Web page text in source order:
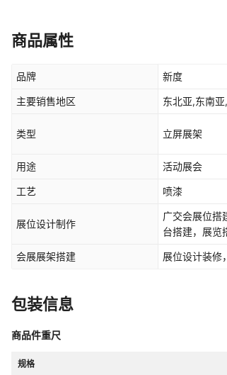
商品属性
品牌 新度
主要销售地区 东北亚,东南
类型 立屏展架
用途 活动展会
工艺 喷漆
展位设计制作
广交会展位搭
台搭建，展览
会展展架搭建 展位设计装修
包装信息
商品件重尺
规格